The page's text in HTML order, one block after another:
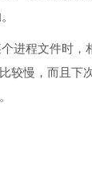
进程文件时，
较慢，而且下